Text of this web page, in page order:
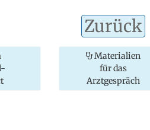
Zurück
Materialien
für das
Arztgespräch